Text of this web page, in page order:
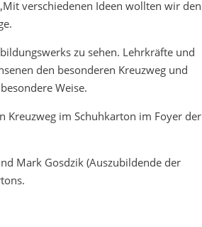
verschiedenen Ideen wollten wir den
zu sehen. Lehrkräfte und
den besonderen Kreuzweg und
Weise.
Kreuzweg im Schuhkarton im Foyer der
Mark Gosdzik (Auszubildende der